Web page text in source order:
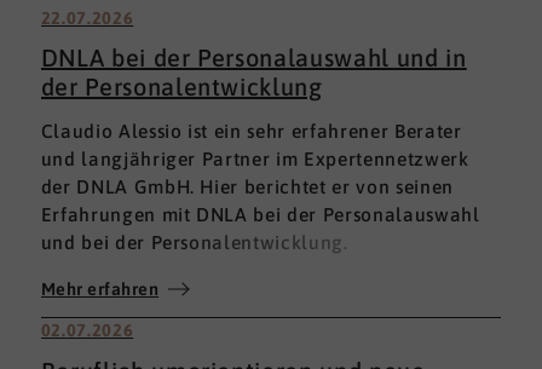
22.07.2026
DNLA bei der Personalauswahl und in
der Personalentwicklung
Claudio Alessio ist ein sehr erfahrener Berater
und langjähriger Partner im Expertennetzwerk
der DNLA GmbH. Hier berichtet er von seinen
Erfahrungen mit DNLA bei der Personalauswahl
und bei der Personalentwicklung.
Mehr erfahren
02.07.2026